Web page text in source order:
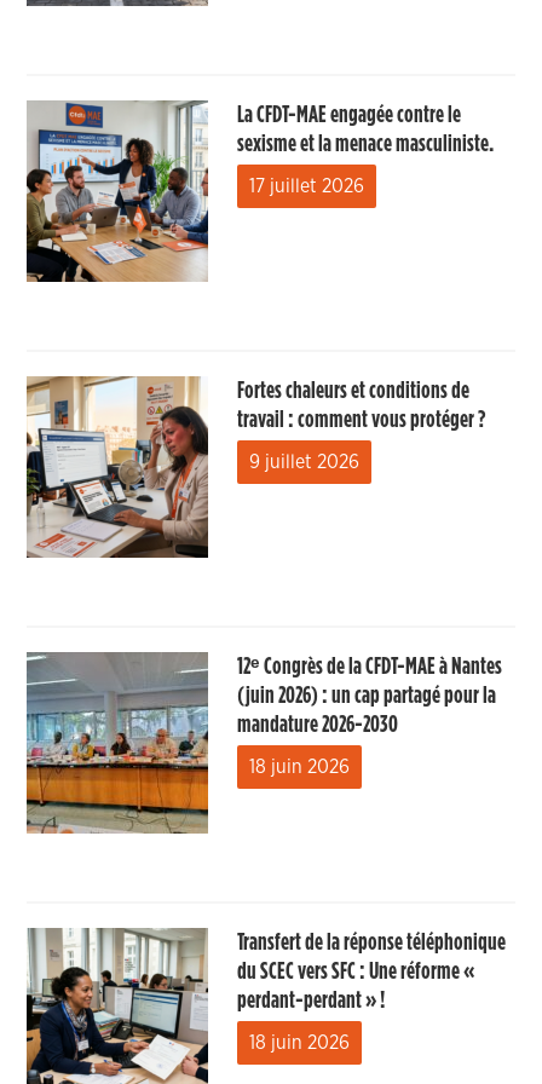
La CFDT-MAE engagée contre le
sexisme et la menace masculiniste.
17 juillet 2026
Fortes chaleurs et conditions de
travail : comment vous protéger ?
9 juillet 2026
12ᵉ Congrès de la CFDT-MAE à Nantes
(juin 2026) : un cap partagé pour la
mandature 2026-2030
18 juin 2026
Transfert de la réponse téléphonique
du SCEC vers SFC : Une réforme «
perdant-perdant » !
18 juin 2026